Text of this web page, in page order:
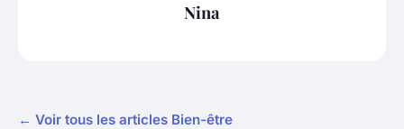
Nina
← Voir tous les articles Bien-être